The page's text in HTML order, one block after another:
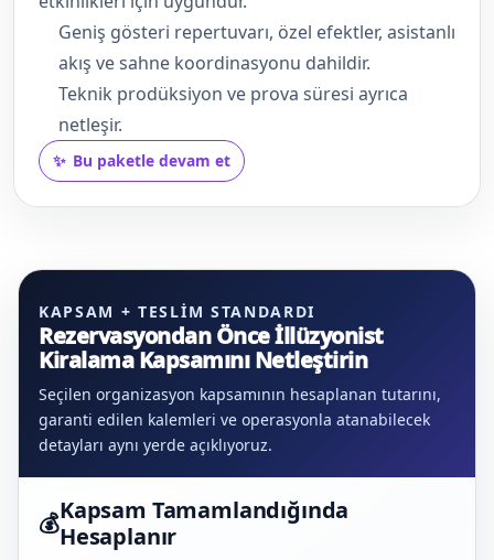
Geniş gösteri repertuvarı, özel efektler, asistanlı
akış ve sahne koordinasyonu dahildir.
Teknik prodüksiyon ve prova süresi ayrıca
netleşir.
Bu paketle devam et
KAPSAM + TESLIM STANDARDI
Rezervasyondan Önce İllüzyonist
Kiralama Kapsamını Netleştirin
Seçilen organizasyon kapsamının hesaplanan tutarını,
garanti edilen kalemleri ve operasyonla atanabilecek
detayları aynı yerde açıklıyoruz.
💰Kapsam Tamamlandığında
Hesaplanır